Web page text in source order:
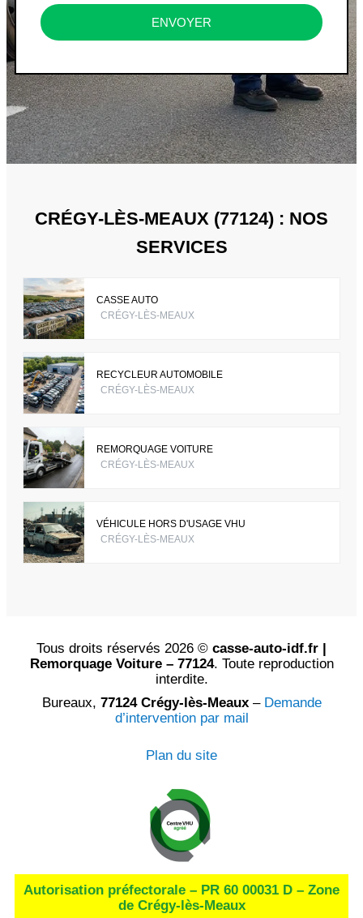
ENVOYER
CRÉGY-LÈS-MEAUX (77124) : NOS
SERVICES
CASSE AUTO
CRÉGY-LÈS-MEAUX
RECYCLEUR AUTOMOBILE
CRÉGY-LÈS-MEAUX
REMORQUAGE VOITURE
CRÉGY-LÈS-MEAUX
VÉHICULE HORS D'USAGE VHU
CRÉGY-LÈS-MEAUX
Tous droits réservés 2026 © casse-auto-idf.fr |
Remorquage Voiture – 77124. Toute reproduction
interdite.
Bureaux, 77124 Crégy-lès-Meaux– Demande
d’intervention par mail
Plan du site
Autorisation préfectorale – PR 60 00031 D – Zone
de Crégy-lès-Meaux